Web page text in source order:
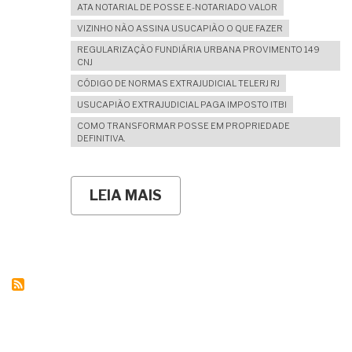
ATA NOTARIAL DE POSSE E-NOTARIADO VALOR
VIZINHO NÃO ASSINA USUCAPIÃO O QUE FAZER
REGULARIZAÇÃO FUNDIÁRIA URBANA PROVIMENTO 149
CNJ
CÓDIGO DE NORMAS EXTRAJUDICIAL TELERJ RJ
USUCAPIÃO EXTRAJUDICIAL PAGA IMPOSTO ITBI
COMO TRANSFORMAR POSSE EM PROPRIEDADE
DEFINITIVA.
LEIA MAIS
COMO